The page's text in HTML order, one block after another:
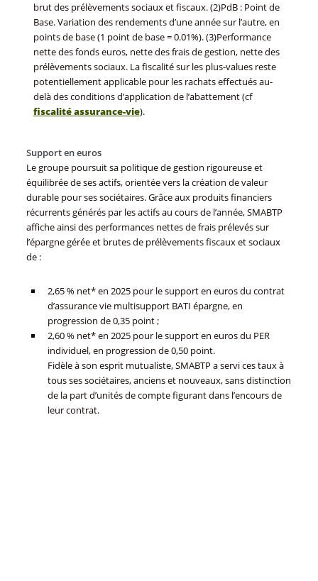
brut des prélèvements sociaux et fiscaux. (2)PdB : Point de
Base. Variation des rendements d’une année sur l’autre, en
points de base (1 point de base = 0.01%). (3)Performance
nette des fonds euros, nette des frais de gestion, nette des
prélèvements sociaux. La fiscalité sur les plus-values reste
potentiellement applicable pour les rachats effectués au-
delà des conditions d’application de l’abattement (cf
fiscalité assurance-vie).
Support en euros
Le groupe poursuit sa politique de gestion rigoureuse et
équilibrée de ses actifs, orientée vers la création de valeur
durable pour ses sociétaires. Grâce aux produits financiers
récurrents générés par les actifs au cours de l’année, SMABTP
affiche ainsi des performances nettes de frais prélevés sur
l’épargne gérée et brutes de prélèvements fiscaux et sociaux
de :
2,65 % net* en 2025 pour le support en euros du contrat
d’assurance vie multisupport BATI épargne, en
progression de 0,35 point ;
2,60 % net* en 2025 pour le support en euros du PER
individuel, en progression de 0,50 point.
Fidèle à son esprit mutualiste, SMABTP a servi ces taux à
tous ses sociétaires, anciens et nouveaux, sans distinction
de la part d’unités de compte figurant dans l’encours de
leur contrat.